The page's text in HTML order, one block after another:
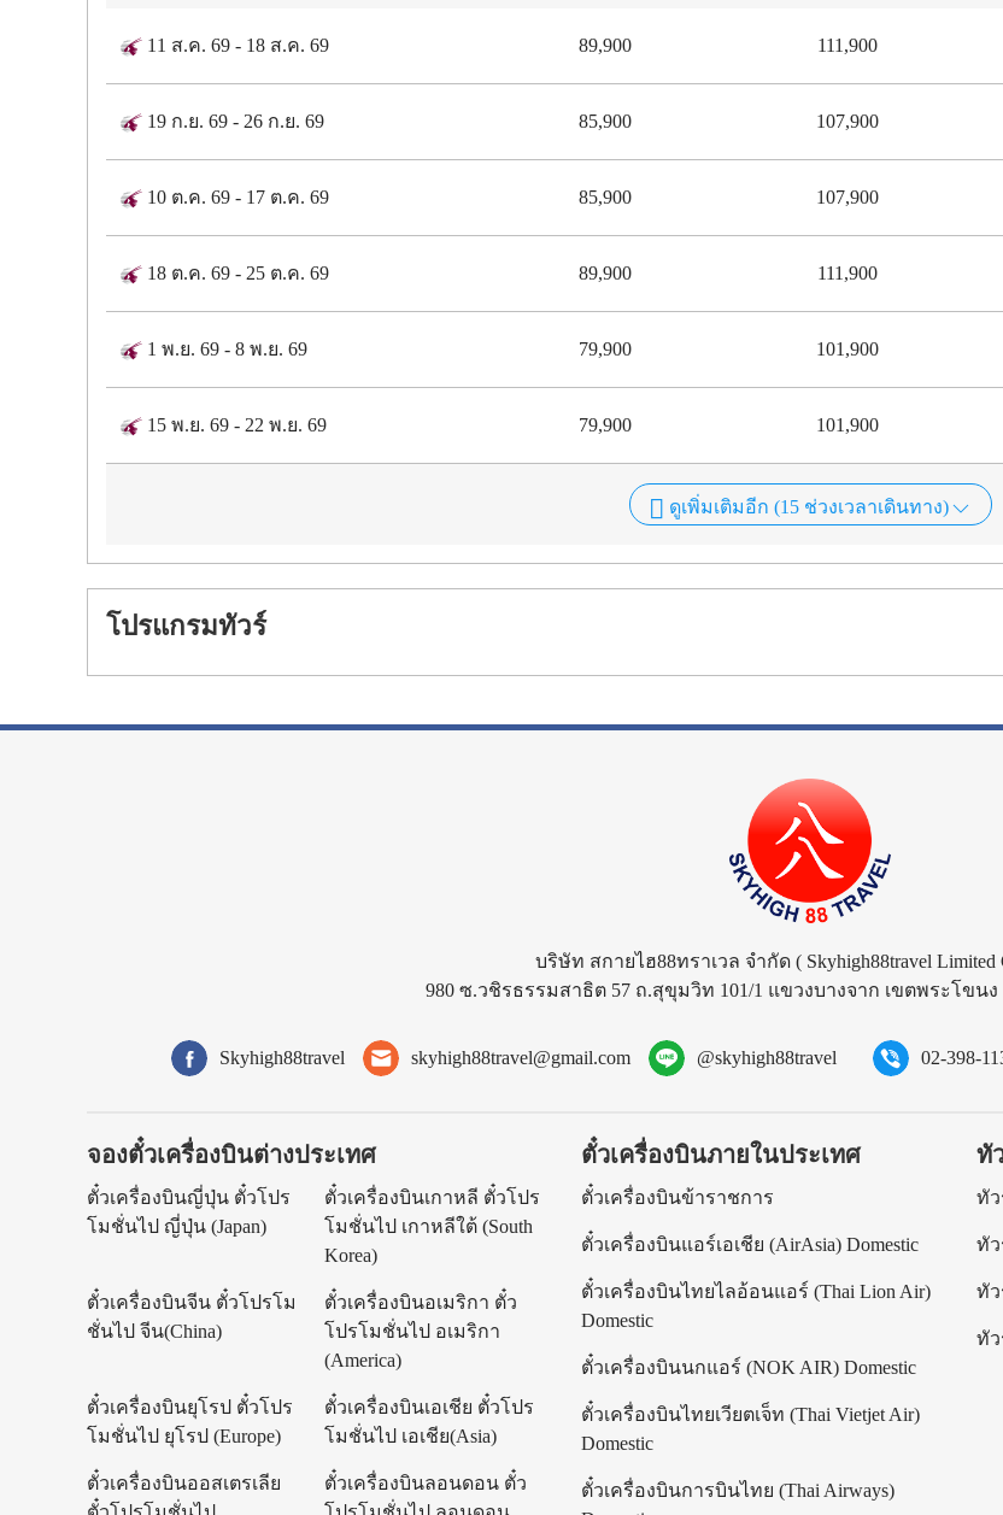
11 ส.ค. 69 - 18 ส.ค. 69 89,900 111,900
19 ก.ย. 69 - 26 ก.ย. 69 85,900 107,900
10 ต.ค. 69 - 17 ต.ค. 69 85,900 107,900
18 ต.ค. 69 - 25 ต.ค. 69 89,900 111,900
1 พ.ย. 69 - 8 พ.ย. 69 79,900 101,900
15 พ.ย. 69 - 22 พ.ย. 69 79,900 101,900
ดูเพิ่มเติมอีก (15ช่วงเวลาเดินทาง)
โปรแกรมทัวร์
บริษัท สกายไฮ88ทราเวล จำกัด ( Skyhigh88travel Limited
980 ซ.วชิรธรรมสาธิต 57 ถ.สุขุมวิท 101/1 แขวงบางจาก เขตพระโขน
Skyhigh88travel skyhigh88travel@gmail.com @skyhigh88travel 02-398-
จองตั๋วเครื่องบินต่างประเทศ
ตั๋วเครื่องบินญี่ปุ่น ตั๋วโปร
โมชั่นไป ญี่ปุ่น (Japan)
ตั๋วเครื่องบินเกาหลี ตั๋วโปร
โมชั่นไป เกาหลีใต้ (South
Korea)
ตั๋วเครื่องบินจีน ตั๋วโปรโม
ชั่นไป จีน(China)
ตั๋วเครื่องบินอเมริกา ตั๋ว
โปรโมชั่นไป อเมริกา
(America)
ตั๋วเครื่องบินยุโรป ตั๋วโปร
โมชั่นไป ยุโรป (Europe)
ตั๋วเครื่องบินเอเชีย ตั๋วโปร
โมชั่นไป เอเชีย(Asia)
ตั๋วเครื่องบินออสเตรเลีย
ตั๋วเครื่องบินลอนดอน ตั๋ว
ตั๋วเครื่องบินภายในประเทศ
ตั๋วเครื่องบินข้าราชการ
ตั๋วเครื่องบินแอร์เอเชีย (AirAsia) Domestic
ตั๋วเครื่องบินไทยไลอ้อนแอร์ (Thai Lion Air)
Domestic
ตั๋วเครื่องบินนกแอร์ (NOK AIR) Domestic
ตั๋วเครื่องบินไทยเวียตเจ็ท (Thai Vietjet Air)
Domestic
ตั๋วเครื่องบินการบินไทย (Thai Airways)
ทั
ทั
ทั
ทัว
ทั